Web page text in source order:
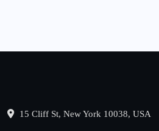
15 Cliff St, New York 10038, USA